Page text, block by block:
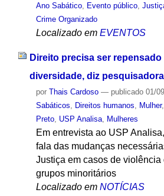
Ano Sabático, Evento público,
Crime Organizado
Localizado em EVENTOS
Direito precisa ser
diversidade, diz pesquisadora
por Thais Cardoso — publicado01/
Sabáticos, Direitos humanos, Mulher,
Preto, USP Analisa, Mulheres
Em entrevista ao USP
fala das mudanças
Justiça em casos de violência
grupos minoritários
Localizado em NOTÍCIAS